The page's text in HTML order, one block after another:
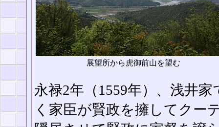
展望所から虎御前山を望む
永禄2年（1559年）、浅井
く家臣が賢政を擁してクー